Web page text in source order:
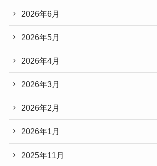
2026年6月
2026年5月
2026年4月
2026年3月
2026年2月
2026年1月
2025年11月